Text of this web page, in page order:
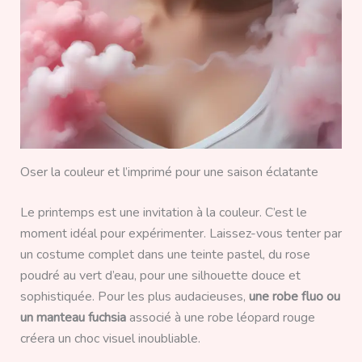
Oser la couleur et l’imprimé pour une saison éclatante
Le printemps est une invitation à la couleur. C’est le
moment idéal pour expérimenter. Laissez-vous tenter par
un costume complet dans une teinte pastel, du rose
poudré au vert d’eau, pour une silhouette douce et
sophistiquée. Pour les plus audacieuses, une robe fluo ou
un manteau fuchsiaassocié à une robe léopard rouge
créera un choc visuel inoubliable.